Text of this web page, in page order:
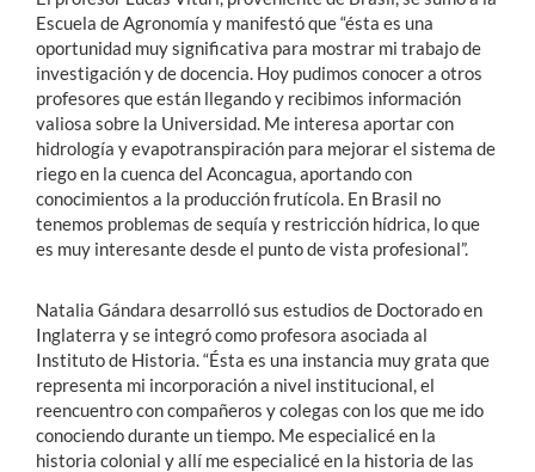
Escuela de Agronomía y manifestó que “ésta es una
oportunidad muy significativa para mostrar mi trabajo de
investigación y de docencia. Hoy pudimos conocer a otros
profesores que están llegando y recibimos información
valiosa sobre la Universidad. Me interesa aportar con
hidrología y evapotranspiración para mejorar el sistema de
riego en la cuenca del Aconcagua, aportando con
conocimientos a la producción frutícola. En Brasil no
tenemos problemas de sequía y restricción hídrica, lo que
es muy interesante desde el punto de vista profesional”.
Natalia Gándara desarrolló sus estudios de Doctorado en
Inglaterra y se integró como profesora asociada al
Instituto de Historia. “Ésta es una instancia muy grata que
representa mi incorporación a nivel institucional, el
reencuentro con compañeros y colegas con los que me ido
conociendo durante un tiempo. Me especialicé en la
historia colonial y allí me especialicé en la historia de las